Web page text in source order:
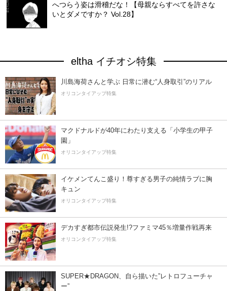
へつらう姿は滑稽だな！【母親ならすべてを許さな
いとダメですか？ Vol.28】
eltha イチオシ特集
川島海荷さんと学ぶ 日常に潜む“人身取引”のリアル
オリコンタイアップ特集
マクドナルドが40年にわたり支える「小学生の甲子
園」
オリコンタイアップ特集
イケメンてんこ盛り！尊すぎる男子の純情ラブに胸
キュン
オリコンタイアップ特集
デカすぎ都市伝説発生!?ファミマ45％増量作戦再来
オリコンタイアップ特集
SUPER★DRAGON、自ら描いた”レトロフューチャ
ー”